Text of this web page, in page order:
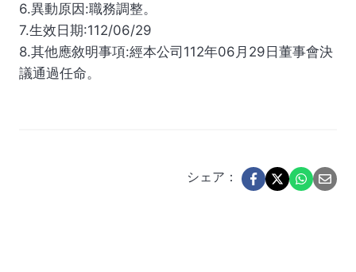
6.異動原因:職務調整。
7.生效日期:112/06/29
8.其他應敘明事項:經本公司112年06月29日董事會決
議通過任命。
シェア：